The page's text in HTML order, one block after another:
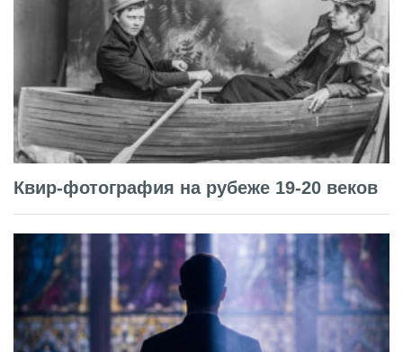
Квир-фотография на рубеже 19-20 веков